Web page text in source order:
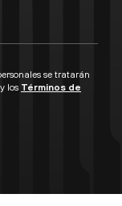
se tratarán
y los Términos de